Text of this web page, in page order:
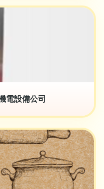
電設備公司